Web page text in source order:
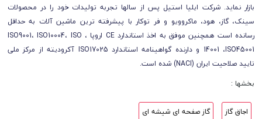
بازار نمايد. شرکت ایلیا استیل پس از سالها تجربه تولیدات خود را در محصولات
سینک، گاز، هود، ماکروویو و فر توکار با پیشرفته ترین ماشین آلات به حداقل
رسانده است همچنین موفق به اخذ استاندارد CE اروپا ، ISO9001، ISO10004، ISO
14001 ،ISO45001 و دارنده گواهینامه استاندارد ISO17025 آکرودیته از مرکز ملی
تایید صلاحیت ایران (NACI) شده است.
بخشها :
اجاق گاز گاز صفحه ای شیشه ای